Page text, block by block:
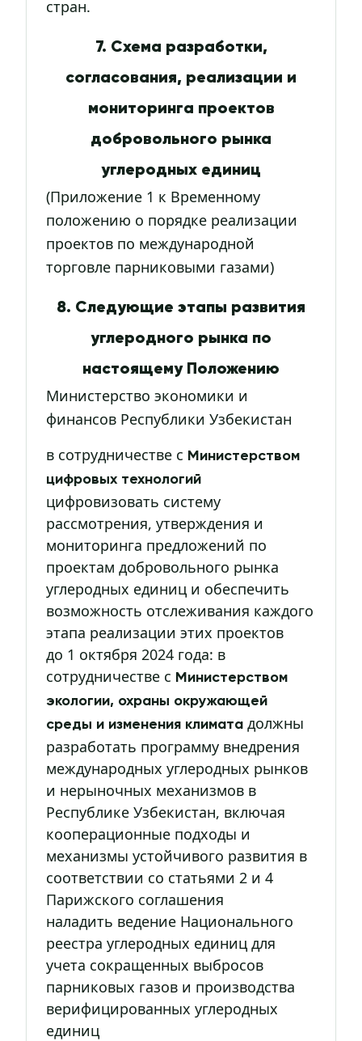
стран.
7. Схема разработки,
согласования, реализации и
мониторинга проектов
добровольного рынка
углеродных единиц
(Приложение 1 к Временному
положению о порядке реализации
проектов по международной
торговле парниковыми газами)
8. Следующие этапы развития
углеродного рынка по
настоящему Положению
Министерство экономики и
финансов Республики Узбекистан
в сотрудничестве с Министерством
цифровых технологий
цифровизовать систему
рассмотрения, утверждения и
мониторинга предложений по
проектам добровольного рынка
углеродных единиц и обеспечить
возможность отслеживания каждого
этапа реализации этих проектов
до 1 октября 2024 года: в
сотрудничестве с Министерством
экологии, охраны окружающей
среды и изменения климата должны
разработать программу внедрения
международных углеродных рынков
и нерыночных механизмов в
Республике Узбекистан, включая
кооперационные подходы и
механизмы устойчивого развития в
соответствии со статьями 2 и 4
Парижского соглашения
наладить ведение Национального
реестра углеродных единиц для
учета сокращенных выбросов
парниковых газов и производства
верифицированных углеродных
единиц